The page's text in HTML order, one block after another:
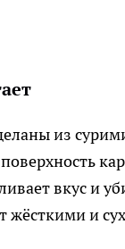
из
вкус и
жёсткими и